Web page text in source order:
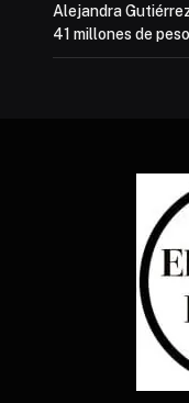
Alejandra
41 millones de